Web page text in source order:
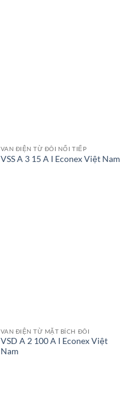
VAN ĐIỆN TỪ ĐÔI NỐI TIẾP
VSS A 3 15 A I Econex Việt Nam
VAN ĐIỆN TỪ MẶT BÍCH ĐÔI
VSD A 2 100 A I Econex Việt
Nam